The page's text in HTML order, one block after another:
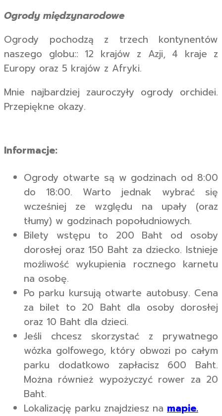
Ogrody międzynarodowe
Ogrody pochodzą z trzech kontynentów
naszego globu:: 12 krajów z Azji, 4 kraje z
Europy oraz 5 krajów z Afryki.
Mnie najbardziej zauroczyły ogrody orchidei.
Przepiękne okazy.
Informacje:
Ogrody otwarte są w godzinach od 8:00
do 18:00. Warto jednak wybrać się
wcześniej ze względu na upały (oraz
tłumy) w godzinach popołudniowych.
Bilety wstępu to 200 Baht od osoby
dorosłej oraz 150 Baht za dziecko. Istnieje
możliwość wykupienia rocznego karnetu
na osobę.
Po parku kursują otwarte autobusy. Cena
za bilet to 20 Baht dla osoby dorosłej
oraz 10 Baht dla dzieci.
Jeśli chcesz skorzystać z prywatnego
wózka golfowego, który obwozi po całym
parku dodatkowo zapłacisz 600 Baht.
Można również wypożyczyć rower za 20
Baht.
Lokalizację parku znajdziesz na mapie.